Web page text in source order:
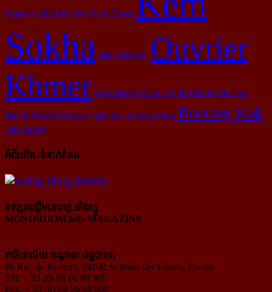
Hope for Children New York Times
Sokha John Radcliffe Ouvrier
Khmer Steve Darcis Dahou Ould Kablia Tobacco
David Ferrer Sylvester Stallone Anlong Veng Boeung Kak
John Kerry
អំពីយើង /ទំនាក់ទំនង
ទស្សនាវដ្ដីមនោរម្យ.អាំងហ្វូ
MONOROOM.info MAGAZINE
ការិយាល័យ កណ្ដាល (រដ្ឋបាល)
#6 Rue de Breteuil, 94100 St Maur des Fosses, France
Tél: + 33 (0) 98 06 98 909
Fax: + 33 (0) 98 56 98 909